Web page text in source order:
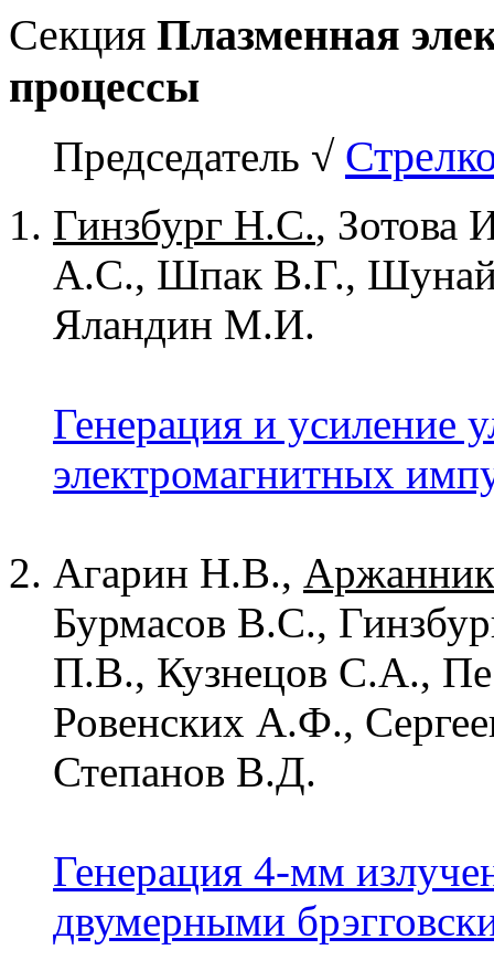
Секция Плазменная
процессы
Председатель √
Гинзбург Н.С., Зотова
А.С., Шпак В.Г.,
Яландин М.И.
Генерация и усиление
электромагнитных
Агарин Н.В.,
Бурмасов В.С.,
П.В., Кузнецов С.А.,
Ровенских А.Ф.,
Степанов В.Д.
Генерация 4-мм
двумерными